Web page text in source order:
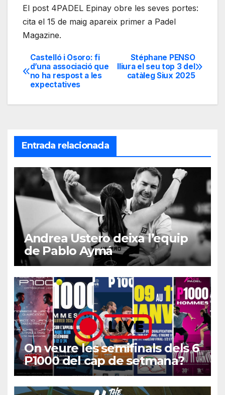
El post 4PADEL Epinay obre les seves portes:
cita el 15 de maig apareix primer a Padel
Magazine.
Navegación
de
entradas
Stéphane PENSO
lliura el seu top 3 del
catàleg Siux 2025
Castelló i Osoro: fi
d’una associació que
no ha respost a les
expectatives
Entrada relacionada
Andrea Ustero deixa l’equip
de Pablo Aymá
On veure les semifinals dels 6
P1000 del cap de setmana?